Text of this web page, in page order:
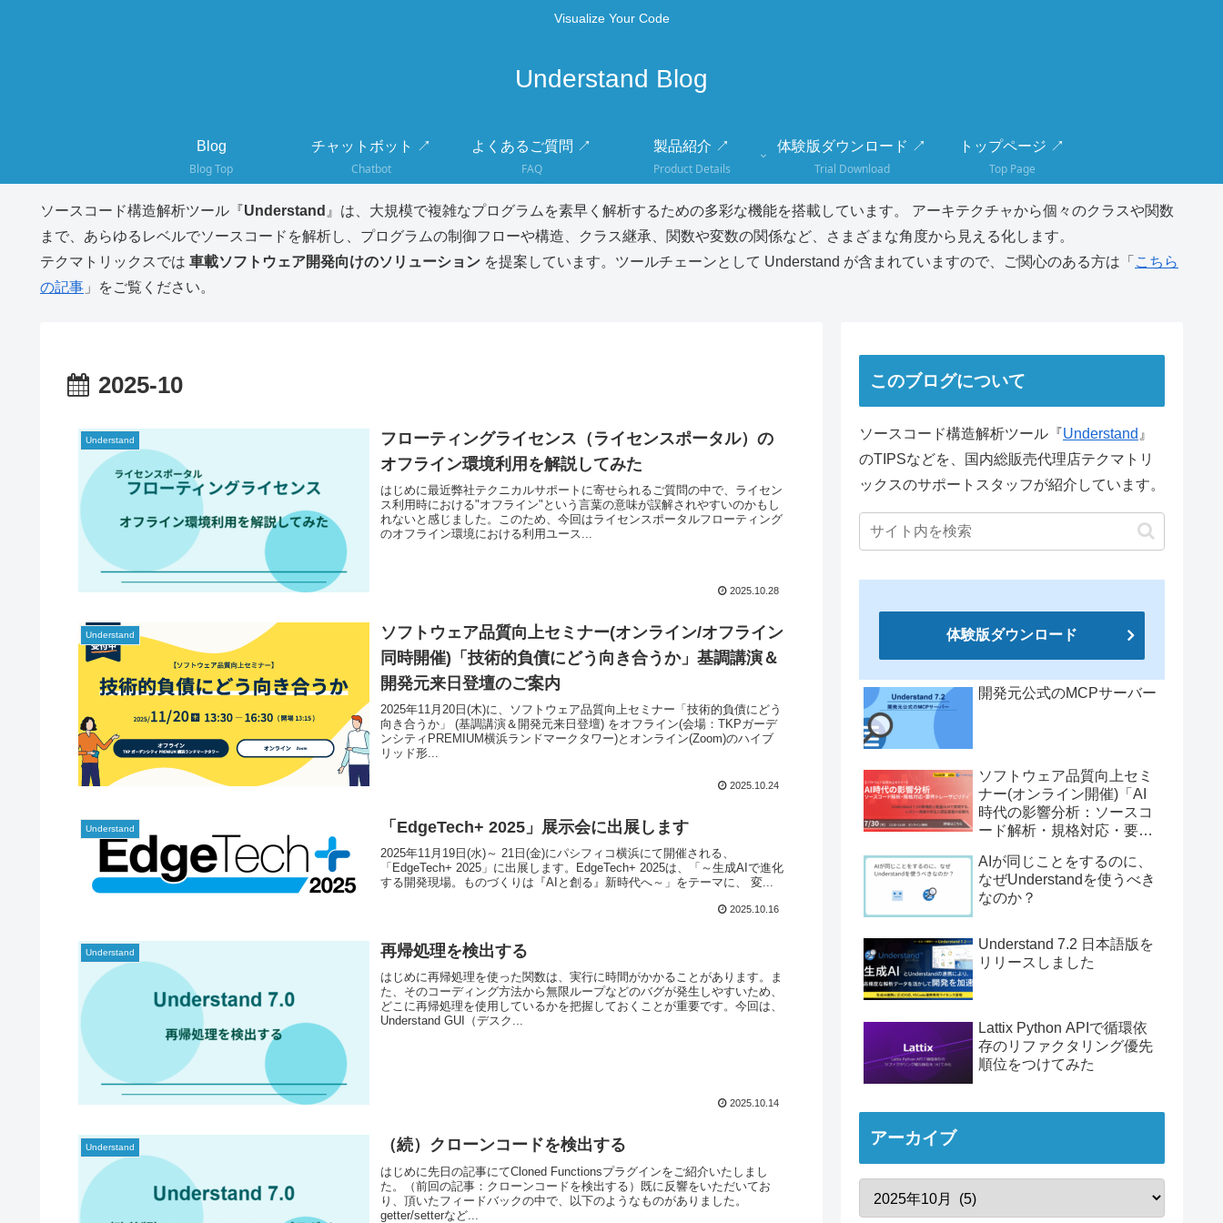
Visualize Your Code
Understand Blog
Blog
Blog Top
チャットボット ↗
Chatbot
よくあるご質問 ↗
FAQ
製品紹介 ↗
Product Details
体験版ダウンロード ↗
Trial Download
トップページ ↗
Top Page
ソースコード構造解析ツール『Understand 』は、大規模で複雑なプログラムを素早く解析するための多彩な機能を搭載しています。 アーキテクチャから個々のクラスや関数
まで、あらゆるレベルでソースコードを解析し、プログラムの制御フローや構造、クラス継承、関数や変数の関係など、さまざまな角度から見える化します。
テクマトリックスでは 車載ソフトウェア開発向けのソリューション を提案しています。ツールチェーンとして Understand が含まれていますので、ご関心のある方は「 こちら
の記事 」をご覧ください。
2025-10
Understand
フローティングライセンス（ライセンスポータル）の
オフライン環境利用を解説してみた
はじめに最近弊社テクニカルサポートに寄せられるご質問の中で、ライセン
ス利用時における"オフライン"という言葉の意味が誤解されやすいのかもし
れないと感じました。このため、今回はライセンスポータルフローティング
のオフライン環境における利用ユース...
2025.10.28
Understand
ソフトウェア品質向上セミナー(オンライン/オフライン
同時開催)「技術的負債にどう向き合うか」基調講演＆
開発元来日登壇のご案内
2025年11月20日(木)に、ソフトウェア品質向上セミナー「技術的負債にどう
向き合うか」 (基調講演＆開発元来日登壇) をオフライン(会場：TKPガーデ
ンシティPREMIUM横浜ランドマークタワー)とオンライン(Zoom)のハイブ
リッド形...
2025.10.24
Understand 「EdgeTech+ 2025」展示会に出展します
2025年11月19日(水)～ 21日(金)にパシフィコ横浜にて開催される、
「EdgeTech+ 2025」に出展します。EdgeTech+ 2025は、「～生成AIで進化
する開発現場。ものづくりは『AIと創る』新時代へ～」をテーマに、 変...
2025.10.16
Understand 再帰処理を検出する
はじめに再帰処理を使った関数は、実行に時間がかかることがあります。ま
た、そのコーディング方法から無限ループなどのバグが発生しやすいため、
どこに再帰処理を使用しているかを把握しておくことが重要です。今回は、
Understand GUI（デスク...
2025.10.14
Understand （続）クローンコードを検出する
はじめに先日の記事にてCloned Functionsプラグインをご紹介いたしまし
た。（前回の記事：クローンコードを検出する）既に反響をいただいてお
り、頂いたフィードバックの中で、以下のようなものがありました。
getter/setterなど...
このブログについて
ソースコード構造解析ツール『Understand 』
のTIPSなどを、国内総販売代理店テクマトリ
ックスのサポートスタッフが紹介しています。
体験版ダウンロード
開発元公式のMCPサーバー
ソフトウェア品質向上セミ
ナー(オンライン開催)「AI
時代の影響分析：ソースコ
ード解析・規格対応・要件
AIが同じことをするのに、
なぜUnderstandを使うべき
なのか？
Understand 7.2 日本語版を
リリースしました
Lattix Python APIで循環依
存のリファクタリング優先
順位をつけてみた
アーカイブ